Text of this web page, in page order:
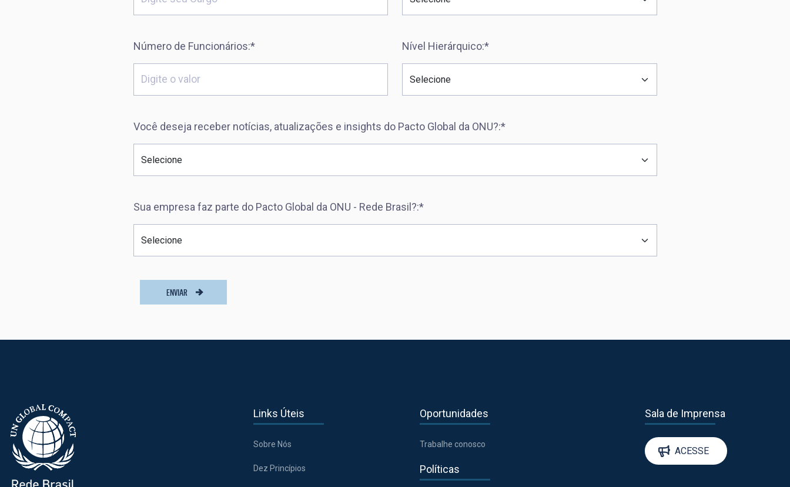
Número de Funcionários:* Nível Hierárquico:*
Você deseja receber notícias, atualizações e insights do Pacto Global da ONU?:*
Sua empresa faz parte do Pacto Global da ONU - Rede Brasil?:*
ENVIAR
Links Úteis
Sobre Nós
Dez Princípios
Oportunidades
Trabalhe conosco
Políticas
Sala de Imprensa
ACESSE